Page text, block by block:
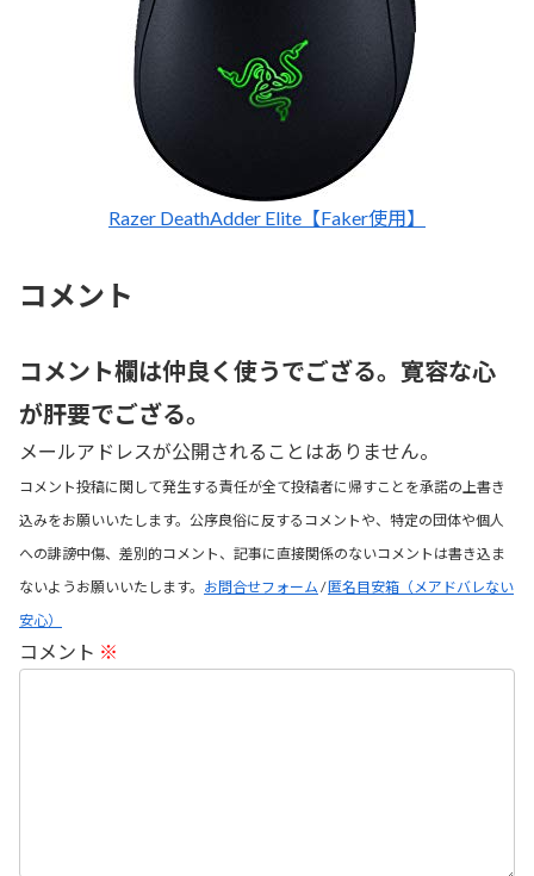
Razer DeathAdder Elite【Faker使用】
コメント
コメント欄は仲良く使うでござる。寛容な心
が肝要でござる。
メールアドレスが公開されることはありません。
コメント投稿に関して発生する責任が全て投稿者に帰すことを承諾の上書き
込みをお願いいたします。公序良俗に反するコメントや、特定の団体や個人
への誹謗中傷、差別的コメント、記事に直接関係のないコメントは書き込ま
ないようお願いいたします。 お問合せフォーム /匿名目安箱（メアドバレない
安心）
コメント ※